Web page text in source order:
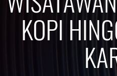
KOPI